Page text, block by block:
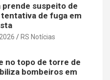
prende suspeito de
de fuga em
RS Notícias
no topo de torre de
bombeiros em